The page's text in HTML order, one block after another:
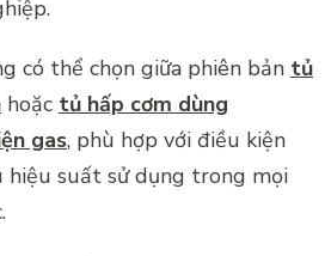
có thể chọn giữa phiên bản tủ
hoặc tủ hấp cơm dùng
gas, phù hợp với điều kiện
suất sử dụng trong mọi